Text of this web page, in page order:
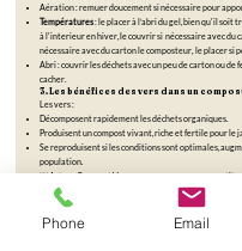
Aération : remuer doucement si nécessaire pour
Températures: le placer à l’abri du gel, bien qu'il soit
à l'interieur en hiver, le couvrir si nécessaire avec du
nécessaire avec du carton le composteur, le placer si
Abri : couvrir les déchets avec un peu de carton ou de
cacher.
3. Les bénéfices des vers dans un
Les vers :
Décomposent rapidement les déchets organiques.
Produisent un compost vivant, riche et fertile pour le
Se reproduisent si les conditions sont optimales,
population.
💡 Astuce Compost Vers : commencez avec une
progressivement vos déchets, et ajustez l’équilibre
s’y sentiront très bien et votre compost sera prêt plus
Phone Email